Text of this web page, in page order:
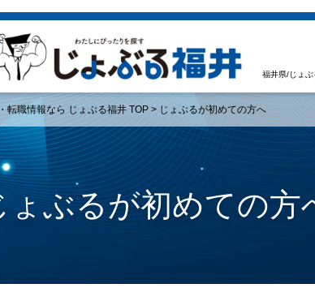
福井県/じょ
転職情報なら じょぶる福井 TOP > じょぶるが初めての方へ
ょぶるが初めての方